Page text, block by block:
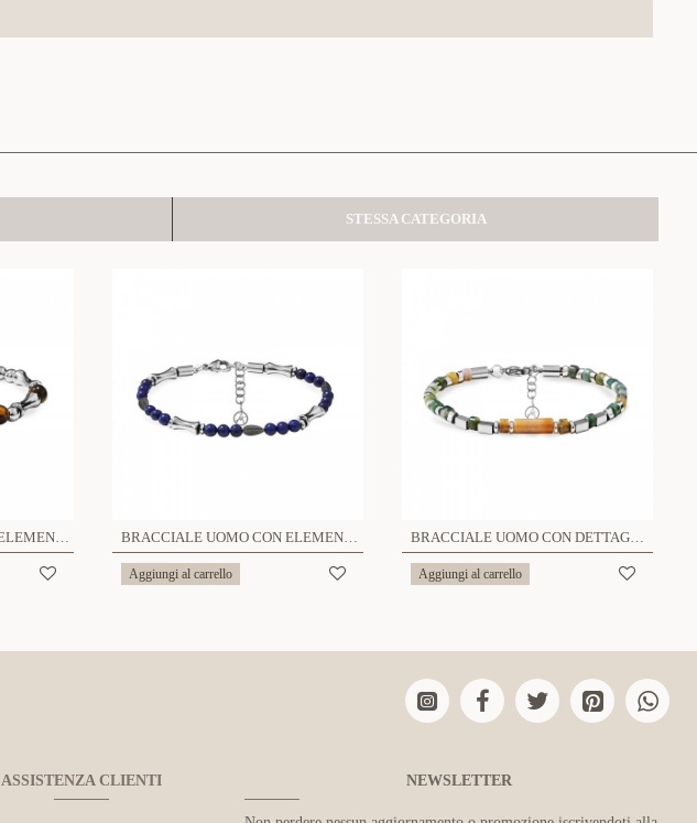
STESSA CATEGORIA
BRACCIALE UOMO CON ELEMENTI A BAMBÙ E PIETRE NATURALI - QGL2664C749 BRACCIALE UOMO CON ELEMENTI A BAMBÙ, FOGLIE E PIETRE NATURALI - QGL2664C748
Aggiungi al carrello
BRACCIALE UOMO CON DETTAGLI GEOMETRICI E PIETRE NATURALI - QGL2664C747
Aggiungi al carrello
ASSISTENZA CLIENTI NEWSLETTER